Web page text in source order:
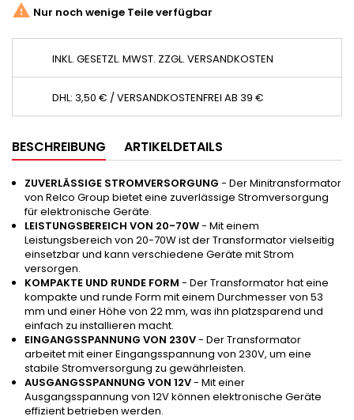
 Nur noch wenige Teile verfügbar
INKL. GESETZL. MWST. ZZGL. VERSANDKOSTEN
DHL: 3,50 € / VERSANDKOSTENFREI AB 39 €
BESCHREIBUNG ARTIKELDETAILS
ZUVERLÄSSIGE STROMVERSORGUNG - Der Minitransformator
von Relco Group bietet eine zuverlässige Stromversorgung
für elektronische Geräte.
LEISTUNGSBEREICH VON 20-70W- Mit einem
Leistungsbereich von 20-70W ist der Transformator vielseitig
einsetzbar und kann verschiedene Geräte mit Strom
versorgen.
KOMPAKTE UND RUNDE FORM - Der Transformator hat eine
kompakte und runde Form mit einem Durchmesser von 53
mm und einer Höhe von 22 mm, was ihn platzsparend und
einfach zu installieren macht.
EINGANGSSPANNUNG VON 230V- Der Transformator
arbeitet mit einer Eingangsspannung von 230V, um eine
stabile Stromversorgung zu gewährleisten.
AUSGANGSSPANNUNG VON 12V- Mit einer
Ausgangsspannung von 12V können elektronische Geräte
effizient betrieben werden.